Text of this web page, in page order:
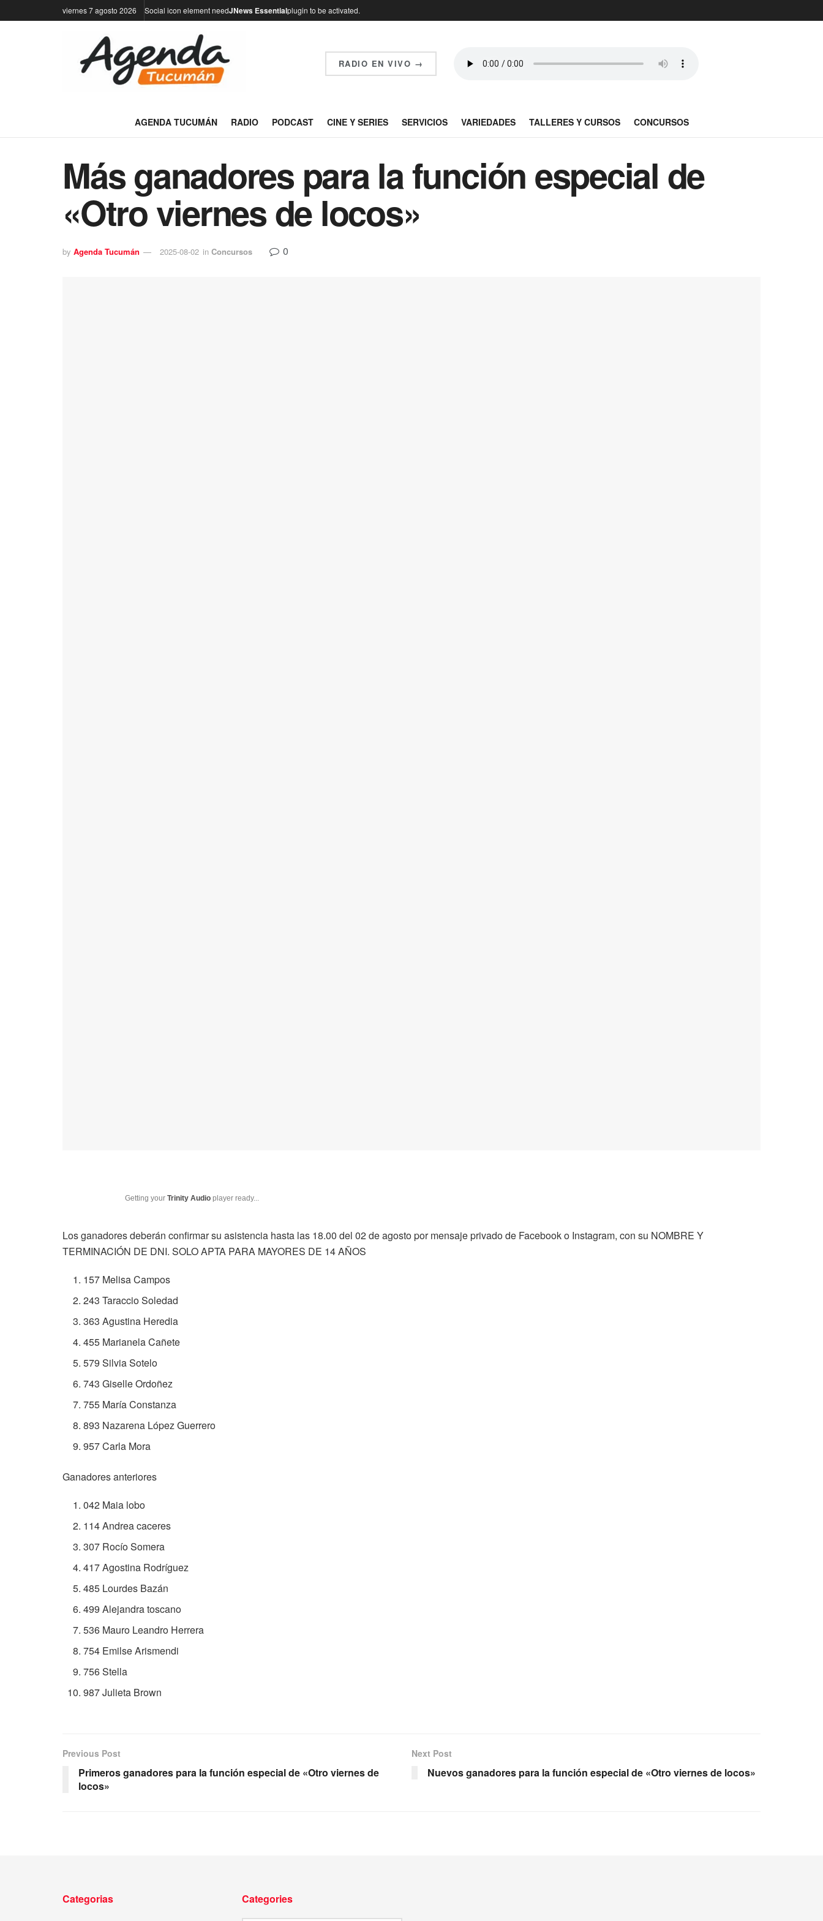
viernes 7 agosto 2026 Social icon element needJNews Essentialplugin to be activated.
RADIO EN VIVO →
AGENDA TUCUMÁN RADIO PODCAST CINE Y SERIES SERVICIOS VARIEDADES TALLERES Y CURSOS CONCURSOS
Más ganadores para la función especial de
«Otro viernes de locos»
by Agenda Tucumán 2025-08-02 in Concursos 0
Getting your Trinity Audio player ready...
Los ganadores deberán confirmar su asistencia hasta las 18.00 del 02 de agosto por mensaje privado de Facebook o Instagram, con su NOMBRE Y
TERMINACIÓN DE DNI. SOLO APTA PARA MAYORES DE 14 AÑOS
157 Melisa Campos
243 Taraccio Soledad
363 Agustina Heredia
455 Marianela Cañete
579 Silvia Sotelo
743 Giselle Ordoñez
755 María Constanza
893 Nazarena López Guerrero
957 Carla Mora
Ganadores anteriores
042 Maia lobo
114 Andrea caceres
307 Rocío Somera
417 Agostina Rodríguez
485 Lourdes Bazán
499 Alejandra toscano
536 Mauro Leandro Herrera
754 Emilse Arismendi
756 Stella
987 Julieta Brown
Previous Post
Primeros ganadores para la función especial de «Otro viernes de
locos»
Next Post
Nuevos ganadores para la función especial de «Otro viernes de locos»
Categorias Categories